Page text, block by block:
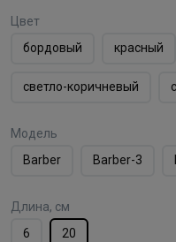
Цвет
бордовый
красный
светло-коричневый
Модель
Barber
Barber-3
Длина, см
6
20